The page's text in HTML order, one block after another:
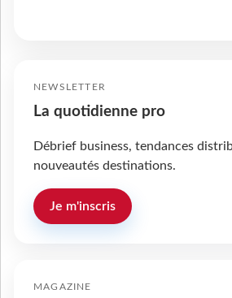
NEWSLETTER
La quotidienne pro
Débrief business, tendances
nouveautés destinations.
Je m'inscris
MAGAZINE